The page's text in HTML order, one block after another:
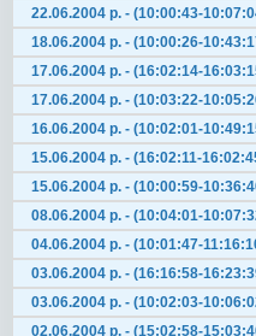
22.06.2004 р. - (10:00:43-
18.06.2004 р. - (10:00:26-
17.06.2004 р. - (16:02:14-
17.06.2004 р. - (10:03:22-
16.06.2004 р. - (10:02:01-
15.06.2004 р. - (16:02:11-
15.06.2004 р. - (10:00:59-
08.06.2004 р. - (10:04:01-
04.06.2004 р. - (10:01:47-
03.06.2004 р. - (16:16:58-
03.06.2004 р. - (10:02:03-
02.06.2004 р. - (15:02:58-